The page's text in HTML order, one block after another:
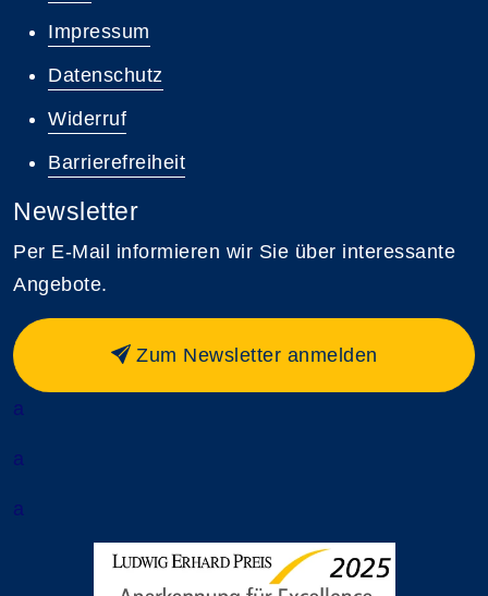
Impressum
Datenschutz
Widerruf
Barrierefreiheit
Newsletter
Per E-Mail informieren wir Sie über interessante
Angebote.
Zum Newsletter anmelden
a
a
a